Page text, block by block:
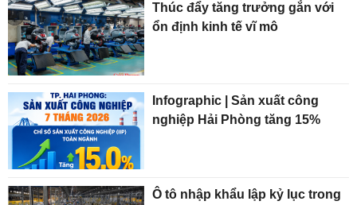
Thúc đẩy tăng trưởng gắn với
ổn định kinh tế vĩ mô
Infographic | Sản xuất công
nghiệp Hải Phòng tăng 15%
Ô tô nhập khẩu lập kỷ lục trong